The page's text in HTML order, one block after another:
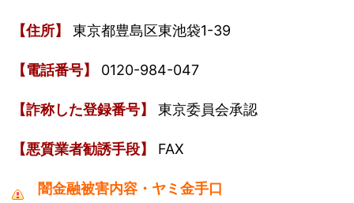
【住所】 東京都豊島区東池袋1-39
【電話番号】 0120-984-047
【詐称した登録番号】 東京委員会承認
【悪質業者勧誘手段】 FAX
闇金融被害内容・ヤミ金手口